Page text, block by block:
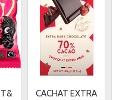
CACHAT EXTRA